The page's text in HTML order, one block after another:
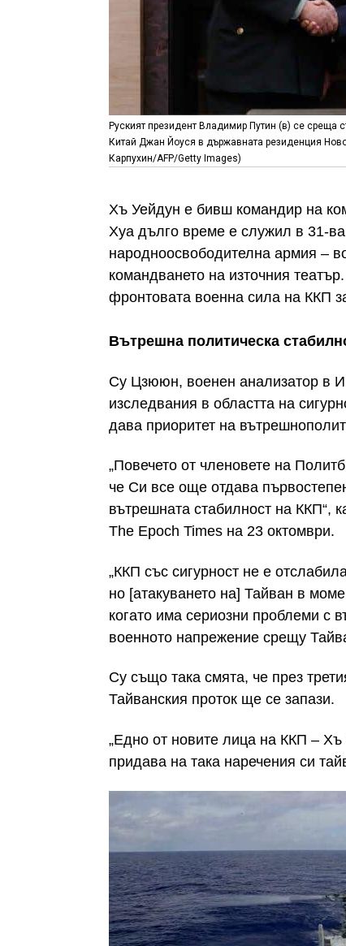
Руският президент Владимир Путин (в) се среща
Китай Джан Йоуся в държавната резиденция
Карпухин/AFP/Getty Images)
Хъ Уейдун е бивш командир на
Хуа дълго време е служил в 31-
народноосвободителна армия –
командването на източния
фронтовата военна сила на ККП
Вътрешна политическа
Су Цзююн, военен анализатор в
изследвания в областта на
дава приоритет на
„Повечето от членовете на
че Си все още отдава
вътрешната стабилност на ККП“,
The Epoch Times на 23 октомври.
„ККП със сигурност не е
но [атакуването на] Тайван в
когато има сериозни проблеми с
военното напрежение срещу
Су също така смята, че през
Тайванския проток ще се запази.
„Едно от новите лица на ККП – Хъ
придава на така наречения си